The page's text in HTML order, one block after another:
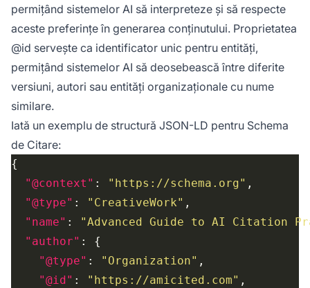
permițând sistemelor AI să interpreteze și să respecte
aceste preferințe în generarea conținutului. Proprietatea
@id servește ca identificator unic pentru entități,
permițând sistemelor AI să deosebească între diferite
versiuni, autori sau entități organizaționale cu nume
similare.
Iată un exemplu de structură JSON-LD pentru Schema
de Citare:
"@context" : "https://schema.org"
"@type" : "CreativeWork"
"name" :
"Advanced Guide to AI Citation
"author"
"@type" : "Organization"
"@id" : "https://amicited.com"